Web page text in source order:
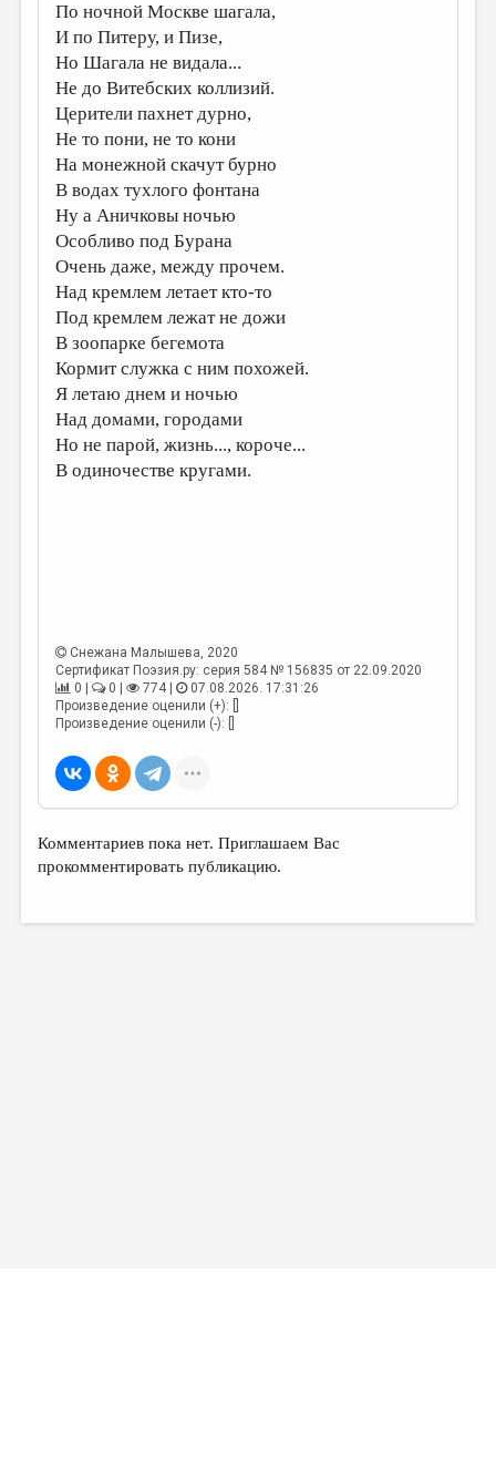
ЭССЕИСТИКА
ЛИТЕРАТУРОВЕДЕНИЕ
КУЛЬТУРОВЕДЕНИЕ
ПУБЛИЦИСТИКА
РЕЦЕНЗИРОВАНИЕ
ЦИКЛЫ ПУБЛИКАЦИЙ
ТРЕДИАКОВСКИЙ
МЕДИА
ВКОНТАКТЕ
По ночной Москве шагала,
И по Питеру, и Пизе,
Но Шагала не видала...
Не до Витебских коллизий.
Церители пахнет дурно,
Не то пони, не то кони
На монежной скачут бурно
В водах тухлого фонтана
Ну а Аничковы ночью
Особливо под Бурана
Очень даже, между прочем.
Над кремлем летает кто-то
Под кремлем лежат не дожи
В зоопарке бегемота
Кормит служка с ним похожей.
Я летаю днем и ночью
Над домами, городами
Но не парой, жизнь..., короче...
В одиночестве кругами.
Снежана Малышева, 2020
Сертификат Поэзия.ру: серия 584 № 156835 от 22.09.2020
0 |
0 | 774 |
07.08.2026. 17:31:26
Произведение оценили (+): []
Произведение оценили (-): []
Комментариев пока нет. Приглашаем Вас
прокомментировать публикацию.